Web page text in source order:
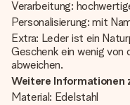
Verarbeitung:
Personalisierung: mit
Extra: Leder ist ein
Geschenk ein wenig
abweichen.
Weitere Informationen
Material: Edelstahl